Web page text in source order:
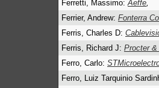
Ferretti, Massimo:Aeffe,
Ferrier, Andrew: Fonterra
Ferris, Charles D:
Ferris, Richard J: Procter
Ferro, Carlo:
Ferro, Luiz Tarquinio